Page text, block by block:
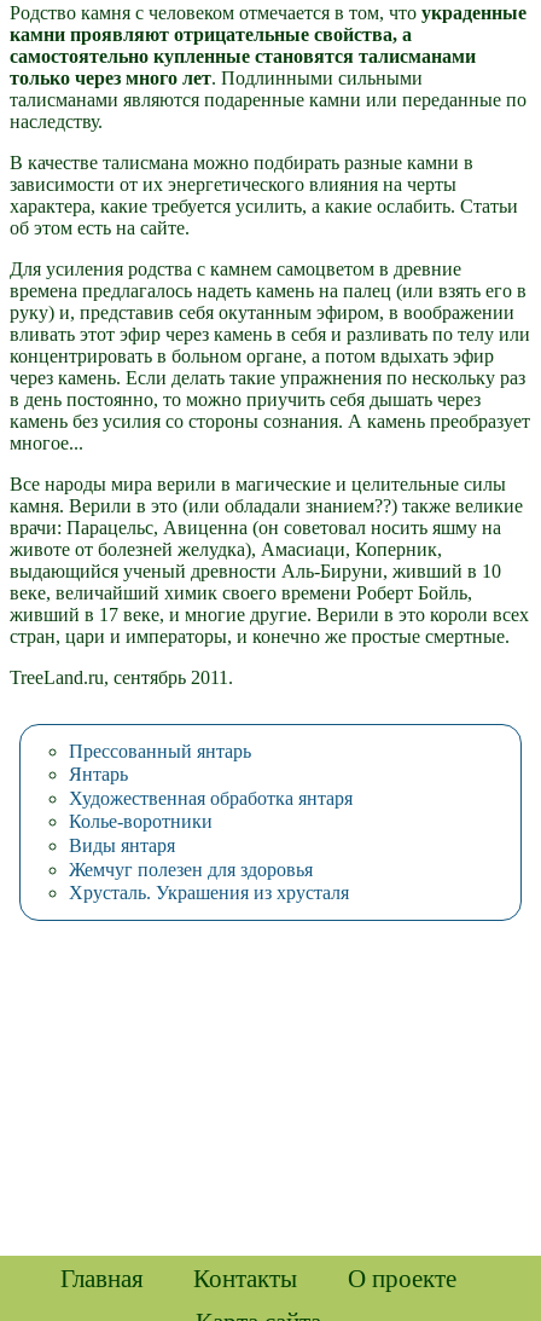
Родство камня с человеком отмечается в том, что украденные
камни проявляют отрицательные свойства, а
самостоятельно купленные становятся талисманами
только через много лет. Подлинными сильными
талисманами являются подаренные камни или переданные по
наследству.
В качестве талисмана можно подбирать разные камни в
зависимости от их энергетического влияния на черты
характера, какие требуется усилить, а какие ослабить. Статьи
об этом есть на сайте.
Для усиления родства с камнем самоцветом в древние
времена предлагалось надеть камень на палец (или взять его в
руку) и, представив себя окутанным эфиром, в воображении
вливать этот эфир через камень в себя и разливать по телу или
концентрировать в больном органе, а потом вдыхать эфир
через камень. Если делать такие упражнения по нескольку раз
в день постоянно, то можно приучить себя дышать через
камень без усилия со стороны сознания. А камень преобразует
многое...
Все народы мира верили в магические и целительные силы
камня. Верили в это (или обладали знанием??) также великие
врачи: Парацельс, Авиценна (он советовал носить яшму на
животе от болезней желудка), Амасиаци, Коперник,
выдающийся ученый древности Аль-Бируни, живший в 10
веке, величайший химик своего времени Роберт Бойль,
живший в 17 веке, и многие другие. Верили в это короли всех
стран, цари и императоры, и конечно же простые смертные.
TreeLand.ru, сентябрь 2011.
Прессованный янтарь
Янтарь
Художественная обработка янтаря
Колье-воротники
Виды янтаря
Жемчуг полезен для здоровья
Хрусталь. Украшения из хрусталя
Главная Контакты
О проекте